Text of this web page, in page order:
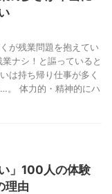
が残業問題を抱えてい
ナシ！と謳っていると
は持ち帰り仕事が多く
。 体力的・精神的にハ
」100人の体験
理由